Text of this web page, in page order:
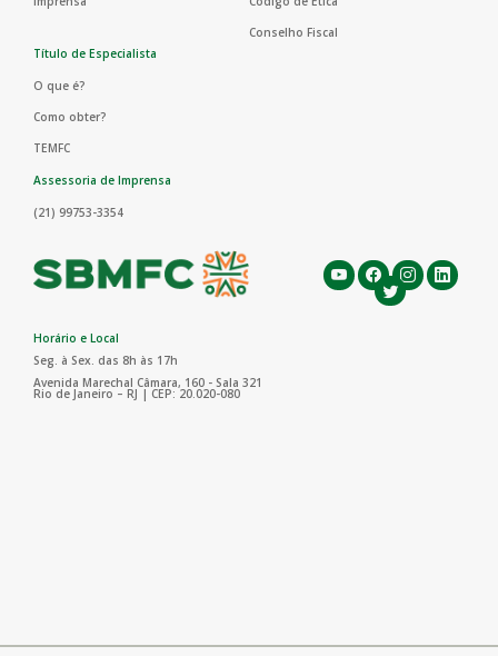
Conselho Fiscal
Título de Especialista
O que é?
Como obter?
TEMFC
Assessoria de Imprensa
(21) 99753-3354
Horário e Local
Seg. à Sex. das 8h às 17h
Avenida Marechal Câmara, 160 - Sala 321
Rio de Janeiro – RJ | CEP: 20.020-080